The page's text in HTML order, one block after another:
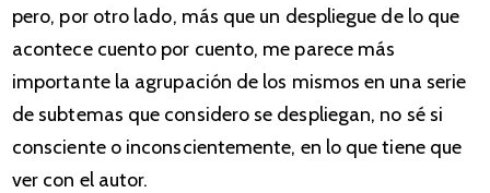
pero, por otro lado, más que un despliegue de lo que
acontece cuento por cuento, me parece más
importante la agrupación de los mismos en una serie
de subtemas que considero se despliegan, no sé si
consciente o inconscientemente, en lo que tiene que
ver con el autor.